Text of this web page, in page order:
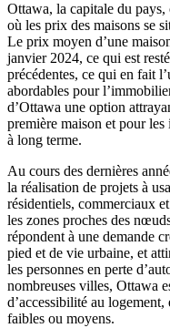
Ottawa, la capitale du
où les prix des maisons se
Le prix moyen d’une
janvier 2024, ce qui est
précédentes, ce qui en fait
abordables pour
d’Ottawa une option
première maison et pour les
à long terme.
Au cours des dernières
la réalisation de projets à
résidentiels, commerciaux
les zones proches des
répondent à une demande
pied et de vie urbaine, et
les personnes en perte
nombreuses villes, Ottawa
d’accessibilité au
faibles ou moyens.